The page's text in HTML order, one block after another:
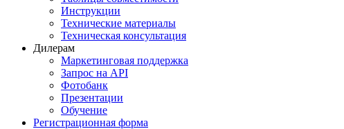
Инструкции
Технические материалы
Техническая консультация
Дилерам
Маркетинговая поддержка
Запрос на API
Фотобанк
Презентации
Обучение
Регистрационная форма